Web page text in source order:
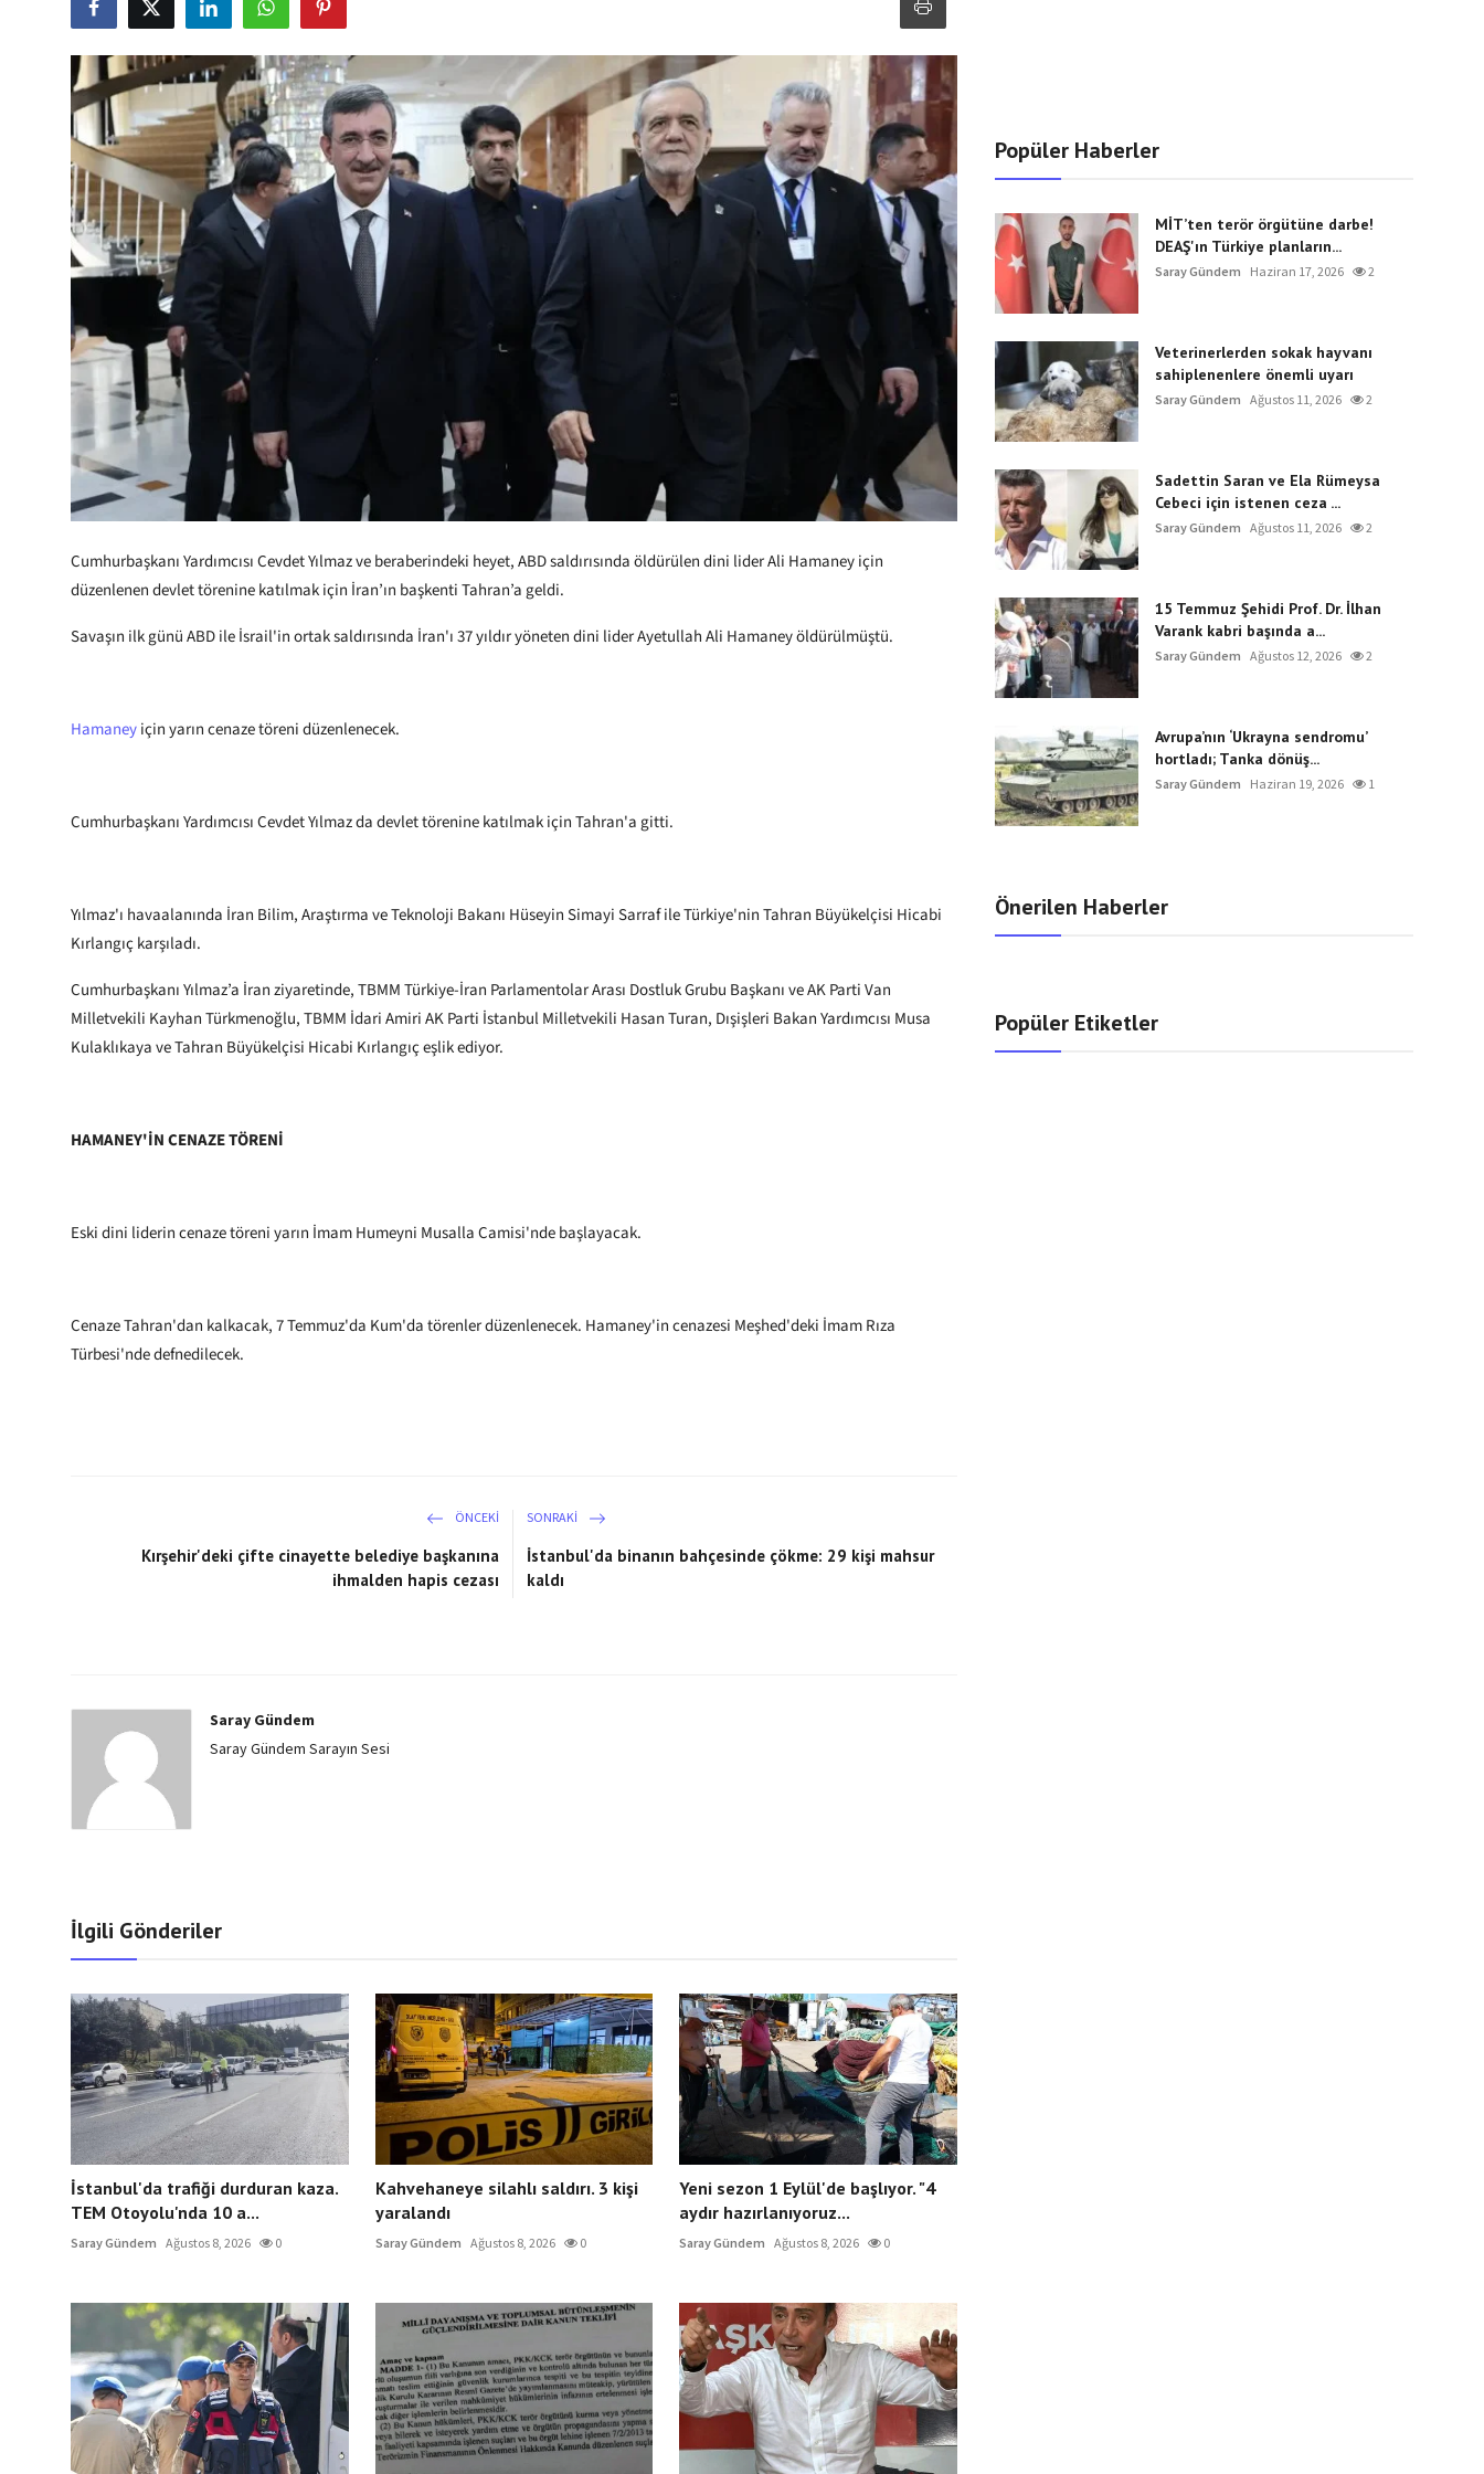
Cumhurbaşkanı Yardımcısı Cevdet Yılmaz ve beraberindeki heyet, ABD saldırısında öldürülen dini lider Ali Hamaney için
düzenlenen devlet törenine katılmak için İran’ın başkenti Tahran’a geldi.
Savaşın ilk günü ABD ile İsrail'in ortak saldırısında İran'ı 37 yıldır yöneten dini lider Ayetullah Ali Hamaney öldürülmüştü.
Hamaneyiçin yarın cenaze töreni düzenlenecek.
Cumhurbaşkanı Yardımcısı Cevdet Yılmaz da devlet törenine katılmak için Tahran'a gitti.
Yılmaz'ı havaalanında İran Bilim, Araştırma ve Teknoloji Bakanı Hüseyin Simayi Sarraf ile Türkiye'nin Tahran Büyükelçisi Hicabi
Kırlangıç karşıladı.
Cumhurbaşkanı Yılmaz’a İran ziyaretinde, TBMM Türkiye-İran Parlamentolar Arası Dostluk Grubu Başkanı ve AK Parti Van
Milletvekili Kayhan Türkmenoğlu, TBMM İdari Amiri AK Parti İstanbul Milletvekili Hasan Turan, Dışişleri Bakan Yardımcısı Musa
Kulaklıkaya ve Tahran Büyükelçisi Hicabi Kırlangıç eşlik ediyor.
HAMANEY'İN CENAZE TÖRENİ
Eski dini liderin cenaze töreni yarın İmam Humeyni Musalla Camisi'nde başlayacak.
Cenaze Tahran'dan kalkacak, 7 Temmuz'da Kum'da törenler düzenlenecek. Hamaney'in cenazesi Meşhed'deki İmam Rıza
Türbesi'nde defnedilecek.
ÖNCEKI
Kırşehir'deki çifte cinayette belediye başkanına
ihmalden hapis cezası
SONRAKI
İstanbul'da binanın bahçesinde çökme: 29 kişi mahsur
kaldı
Saray Gündem
Saray Gündem Sarayın Sesi
İlgili Gönderiler
İstanbul'da trafiği durduran kaza.
TEM Otoyolu'nda 10 a...
Saray Gündem Ağustos 8, 2026 0
Kahvehaneye silahlı saldırı. 3 kişi
yaralandı
Saray Gündem Ağustos 8, 2026 0
Yeni sezon 1 Eylül'de başlıyor. "4
aydır hazırlanıyoruz...
Saray Gündem Ağustos 8, 2026 0
Popüler Haberler
MİT’ten terör örgütüne darbe!
DEAŞ'ın Türkiye planların...
Saray Gündem Haziran 17, 2026 2
Veterinerlerden sokak hayvanı
sahiplenenlere önemli uyarı
Saray Gündem Ağustos 11, 2026 2
Sadettin Saran ve Ela Rümeysa
Cebeci için istenen ceza ...
Saray Gündem Ağustos 11, 2026 2
15 Temmuz Şehidi Prof. Dr. İlhan
Varank kabri başında a...
Saray Gündem Ağustos 12, 2026 2
Avrupa’nın ‘Ukrayna sendromu’
hortladı; Tanka dönüş...
Saray Gündem Haziran 19, 2026 1
Önerilen Haberler
Popüler Etiketler